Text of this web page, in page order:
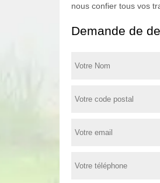
nous confier tous vos
Demande de